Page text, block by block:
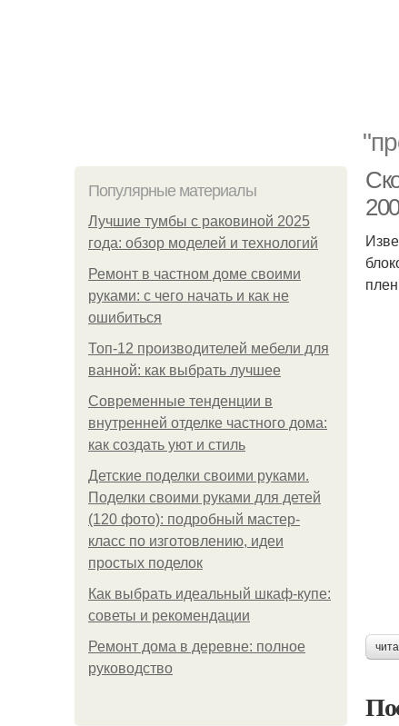
Популярные материалы
Лучшие тумбы с раковиной 2025
года: обзор моделей и технологий
Ремонт в частном доме своими
руками: с чего начать и как не
ошибиться
Топ-12 производителей мебели для
ванной: как выбрать лучшее
Современные тенденции в
внутренней отделке частного дома:
как создать уют и стиль
Детские поделки своими руками.
Поделки своими руками для детей
(120 фото): подробный мастер-
класс по изготовлению, идеи
простых поделок
Как выбрать идеальный шкаф-купе:
советы и рекомендации
Ремонт дома в деревне: полное
руководство